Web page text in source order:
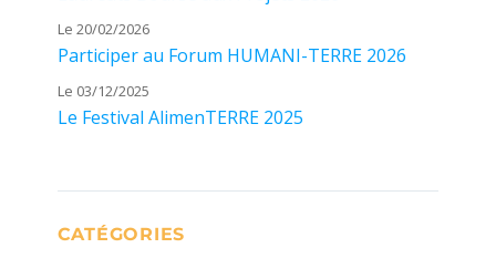
Le 20/02/2026
Participer au Forum HUMANI-TERRE 2026
Le 03/12/2025
Le Festival AlimenTERRE 2025
CATÉGORIES